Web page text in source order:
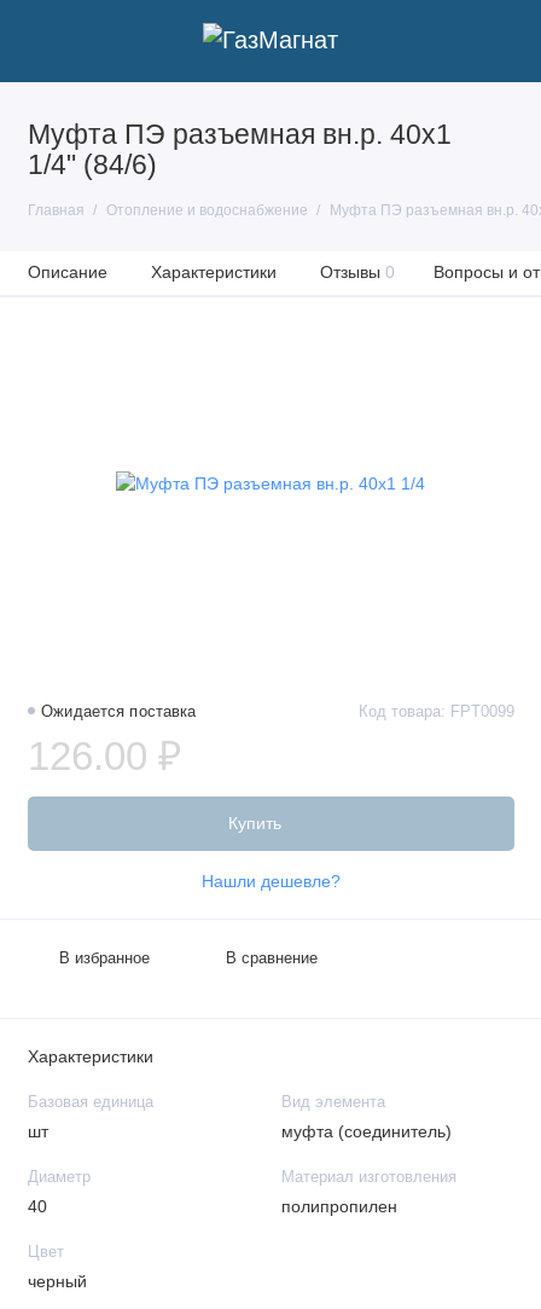
Муфта ПЭ разъемная вн.р. 40х1
1/4" (84/6)
Главная Отопление и водоснабжение Муфта ПЭ разъемная вн.р.
Описание Характеристики Отзывы 0 Вопросы и
Ожидается поставка Код товара: FPT0099
126.00 ₽
Купить
Нашли дешевле?
В избранное В сравнение
Характеристики
Базовая единица
шт
Вид элемента
муфта (соединитель)
Диаметр
40
Материал изготовления
полипропилен
Цвет
черный